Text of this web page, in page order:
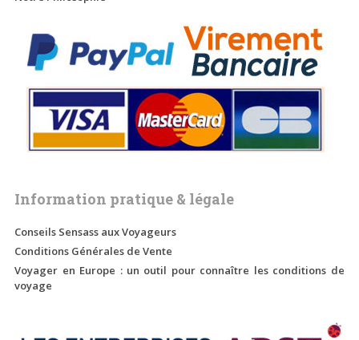
Information pratique & légale
Conseils Sensass aux Voyageurs
Conditions Générales de Vente
Voyager en Europe : un outil pour connaître les conditions de
voyage